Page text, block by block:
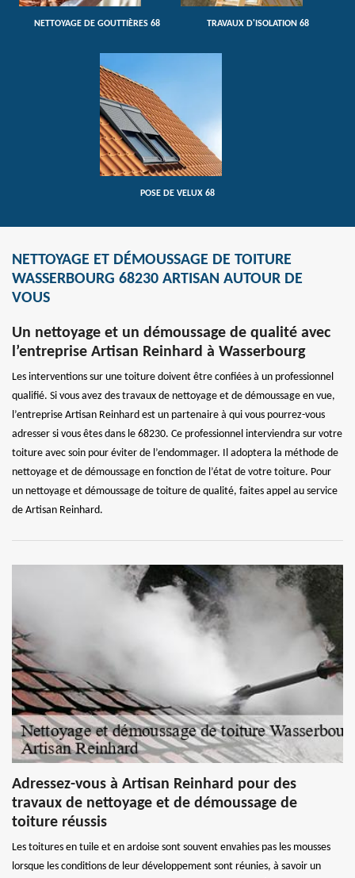
NETTOYAGE DE GOUTTIÈRES 68 TRAVAUX D'ISOLATION 68
POSE DE VELUX 68
NETTOYAGE ET DÉMOUSSAGE DE TOITURE
WASSERBOURG 68230 ARTISAN AUTOUR DE
VOUS
Un nettoyage et un démoussage de qualité avec
l’entreprise Artisan Reinhard à Wasserbourg
Les interventions sur une toiture doivent être confiées à un professionnel
qualifié. Si vous avez des travaux de nettoyage et de démoussage en vue,
l’entreprise Artisan Reinhard est un partenaire à qui vous pourrez-vous
adresser si vous êtes dans le 68230. Ce professionnel interviendra sur votre
toiture avec soin pour éviter de l’endommager. Il adoptera la méthode de
nettoyage et de démoussage en fonction de l’état de votre toiture. Pour
un nettoyage et démoussage de toiture de qualité, faites appel au service
de Artisan Reinhard.
Adressez-vous à Artisan Reinhard pour des
travaux de nettoyage et de démoussage de
toiture réussis
Les toitures en tuile et en ardoise sont souvent envahies pas les mousses
lorsque les conditions de leur développement sont réunies, à savoir un